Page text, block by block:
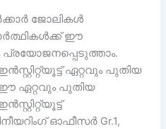
ജോലികൾ
ഈ
ഏറ്റവും പുതിയ
ഈ ഏറ്റവും പുതിയ
ഓഫീസർ Gr.1,